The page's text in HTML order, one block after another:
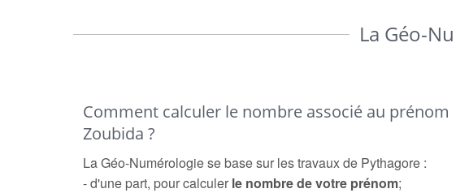
La Géo-
Comment calculer le nombre associé au prénom
Zoubida ?
La Géo-Numérologie se base sur les travaux de Pythagore :
- d'une part, pour calculer le nombre de votre prénom;